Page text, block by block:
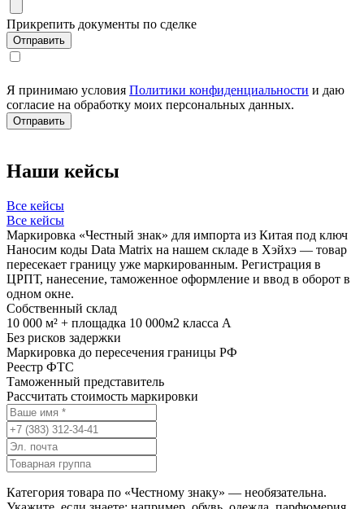
Прикрепить документы по сделке
Я принимаю условия Политики конфиденциальности и даю
согласие на обработку моих персональных данных.
Наши кейсы
Все кейсы
Все кейсы
Маркировка «Честный знак» для импорта из Китая под ключ
Наносим коды Data Matrix на нашем складе в Хэйхэ — товар
пересекает границу уже маркированным. Регистрация в
ЦРПТ, нанесение, таможенное оформление и ввод в оборот в
одном окне.
Собственный склад
10 000 м² + площадка 10 000м2 класса А
Без рисков задержки
Маркировка до пересечения границы РФ
Реестр ФТС
Таможенный представитель
Рассчитать стоимость маркировки
Категория товара по «Честному знаку» — необязательна.